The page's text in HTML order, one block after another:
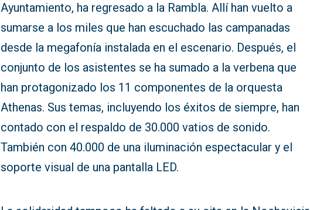
Ayuntamiento, ha regresado a la Rambla. Allí han vuelto a
sumarse a los miles que han escuchado las campanadas
desde la megafonía instalada en el escenario. Después, el
conjunto de los asistentes se ha sumado a la verbena que
han protagonizado los 11 componentes de la orquesta
Athenas. Sus temas, incluyendo los éxitos de siempre, han
contado con el respaldo de 30.000 vatios de sonido.
También con 40.000 de una iluminación espectacular y el
soporte visual de una pantalla LED.